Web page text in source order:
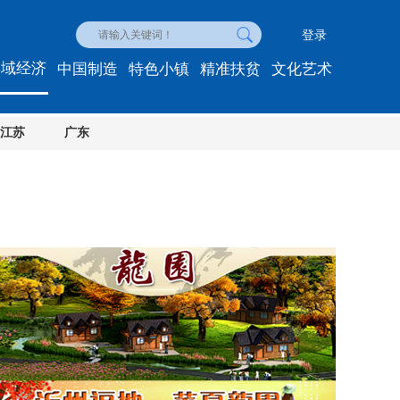
登录
经济
江苏 广东
中国制造 特色小镇 精准扶贫 文化艺术